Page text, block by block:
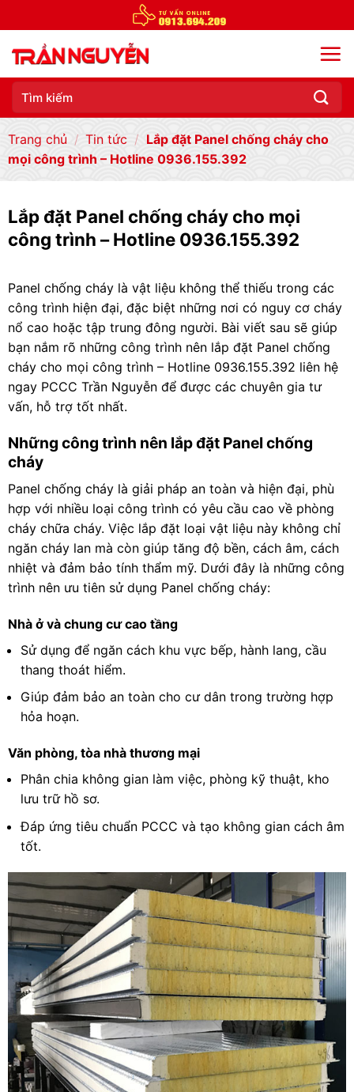
đến
nội
dung
Tìm
kiếm:
Trang chủ / Tin tức / Lắp đặt Panel chống cháy cho
mọi công trình – Hotline 0936.155.392
Lắp đặt Panel chống cháy cho mọi
công trình – Hotline 0936.155.392
Panel chống cháy là vật liệu không thể thiếu trong các
công trình hiện đại, đặc biệt những nơi có nguy cơ cháy
nổ cao hoặc tập trung đông người. Bài viết sau sẽ giúp
bạn nắm rõ những công trình nên lắp đặt Panel chống
cháy cho mọi công trình – Hotline 0936.155.392 liên hệ
ngay PCCC Trần Nguyễn để được các chuyên gia tư
vấn, hỗ trợ tốt nhất.
Những công trình nên lắp đặt Panel chống
cháy
Panel chống cháy là giải pháp an toàn và hiện đại, phù
hợp với nhiều loại công trình có yêu cầu cao về phòng
cháy chữa cháy. Việc lắp đặt loại vật liệu này không chỉ
ngăn cháy lan mà còn giúp tăng độ bền, cách âm, cách
nhiệt và đảm bảo tính thẩm mỹ. Dưới đây là những công
trình nên ưu tiên sử dụng Panel chống cháy:
Nhà ở và chung cư cao tầng
Sử dụng để ngăn cách khu vực bếp, hành lang, cầu
thang thoát hiểm.
Giúp đảm bảo an toàn cho cư dân trong trường hợp
hỏa hoạn.
Văn phòng, tòa nhà thương mại
Phân chia không gian làm việc, phòng kỹ thuật, kho
lưu trữ hồ sơ.
Đáp ứng tiêu chuẩn PCCC và tạo không gian cách âm
tốt.